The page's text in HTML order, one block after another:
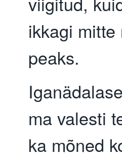
ikkagi
peaks.
ma valesti
ka mõned